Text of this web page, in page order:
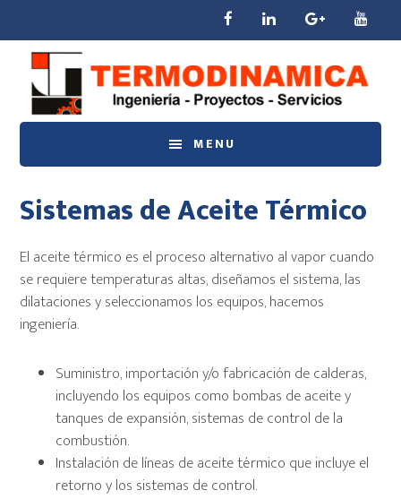
contenido
principal
barra
lateral
principal
página
MENU
Sistemas de Aceite Térmico
El aceite térmico es el proceso alternativo al vapor cuando
se requiere temperaturas altas, diseñamos el sistema, las
dilataciones y seleccionamos los equipos, hacemos
ingeniería.
Suministro, importación y/o fabricación de calderas,
incluyendo los equipos como bombas de aceite y
tanques de expansión, sistemas de control de la
combustión.
Instalación de líneas de aceite térmico que incluye el
retorno y los sistemas de control.